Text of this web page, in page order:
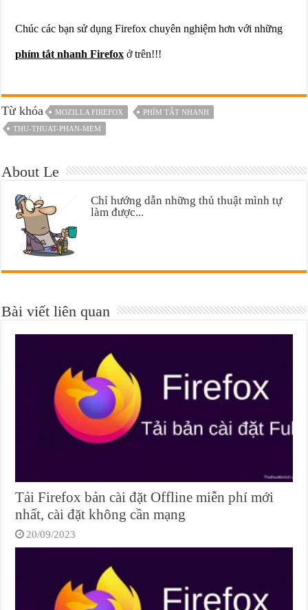
Chúc các bạn sử dụng Firefox chuyên nghiệm hơn với những
phím tắt nhanh Firefox ở trên!!!
Từ khóa MOZILLA FIREFOX
PHÍM TẮT NHANH
THU-THUAT-PHAN-MEM
About Le
Chỉ hướng dẫn những thủ thuật mình tự
làm được...
Bài viết liên quan
Tải Firefox bản cài đặt Offline miễn phí mới
nhất, cài đặt không cần mạng
20/09/2023